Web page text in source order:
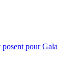
pour Gala